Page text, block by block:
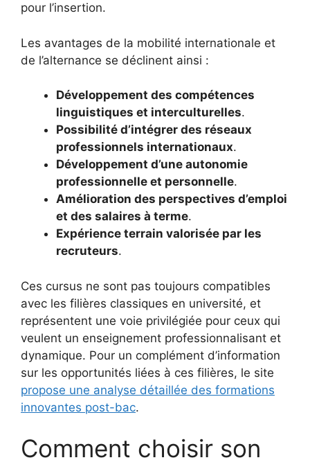
pour l’insertion.
Les avantages de la mobilité internationale et
de l’alternance se déclinent ainsi :
Développement des compétences
linguistiques et interculturelles.
Possibilité d’intégrer des réseaux
professionnels internationaux.
Développement d’une autonomie
professionnelle et personnelle.
Amélioration des perspectives d’emploi
et des salaires à terme.
Expérience terrain valorisée par les
recruteurs.
Ces cursus ne sont pas toujours compatibles
avec les filières classiques en université, et
représentent une voie privilégiée pour ceux qui
veulent un enseignement professionnalisant et
dynamique. Pour un complément d’information
sur les opportunités liées à ces filières, le site
propose une analyse détaillée des formations
innovantes post-bac.
Comment choisir son